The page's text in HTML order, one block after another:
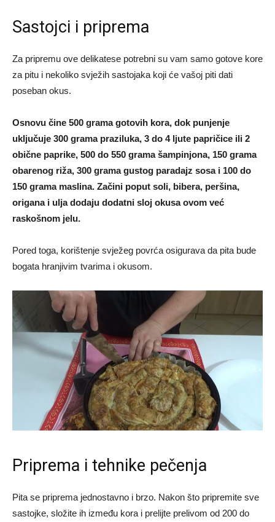
Sastojci i priprema
Za pripremu ove delikatese potrebni su vam samo gotove kore
za pitu i nekoliko svježih sastojaka koji će vašoj piti dati
poseban okus.
Osnovu čine 500 grama gotovih kora, dok punjenje
uključuje 300 grama praziluka, 3 do 4 ljute papričice ili 2
obične paprike, 500 do 550 grama šampinjona, 150 grama
obarenog riža, 300 grama gustog paradajz sosa i 100 do
150 grama maslina. Začini poput soli, bibera, peršina,
origana i ulja dodaju dodatni sloj okusa ovom već
raskošnom jelu.
Pored toga, korištenje svježeg povrća osigurava da pita bude
bogata hranjivim tvarima i okusom.
Priprema i tehnike pečenja
Pita se priprema jednostavno i brzo. Nakon što pripremite sve
sastojke, složite ih između kora i prelijte prelivom od 200 do